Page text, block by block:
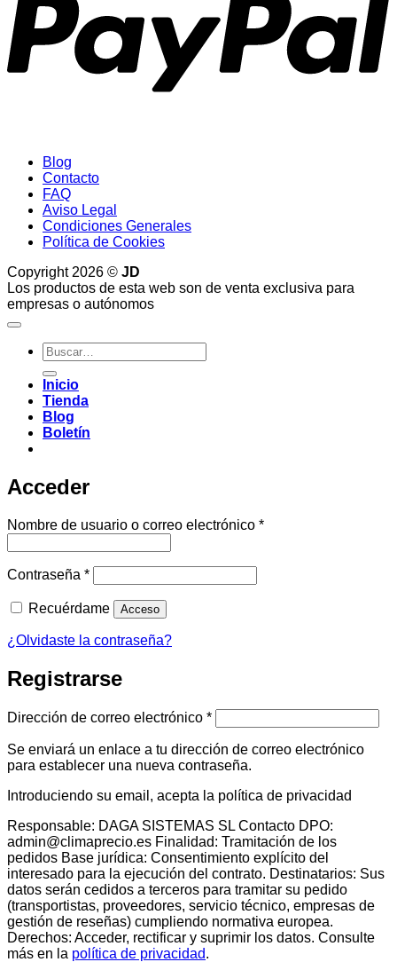
Blog
Contacto
FAQ
Aviso Legal
Condiciones Generales
Política de Cookies
Copyright 2026 © JD
Los productos de esta web son de venta exclusiva para
empresas o autónomos
Buscar
por:
Inicio
Tienda
Blog
Boletín
Acceder
Nombre de usuario o correo electrónico *Obligatorio
Contraseña *Obligatorio
Recuérdame Acceso
¿Olvidaste la contraseña?
Registrarse
Dirección de correo electrónico *Obligatorio
Se enviará un enlace a tu dirección de correo electrónico
para establecer una nueva contraseña.
Introduciendo su email, acepta la política de privacidad
Responsable: DAGA SISTEMAS SL Contacto DPO:
admin@climaprecio.es Finalidad: Tramitación de los
pedidos Base jurídica: Consentimiento explícito del
interesado para la ejecución del contrato. Destinatarios: Sus
datos serán cedidos a terceros para tramitar su pedido
(transportistas, proveedores, servicio técnico, empresas de
gestión de reseñas) cumpliendo normativa europea.
Derechos: Acceder, rectificar y suprimir los datos. Consulte
más en la política de privacidad.